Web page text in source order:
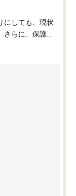
にしても、現状
らに、保護...